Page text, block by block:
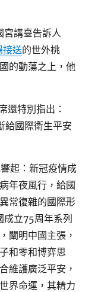
宮講臺告訴人
送的世外桃
的動蕩之上，他
還特別指出：
給國際衛生平安
起：新冠疫情成
年夜風行，給國
常復雜的國際形
成立75周年系列
闡明中國主張，
和零和博弈思
維護廣泛平安，
界命運，其精力